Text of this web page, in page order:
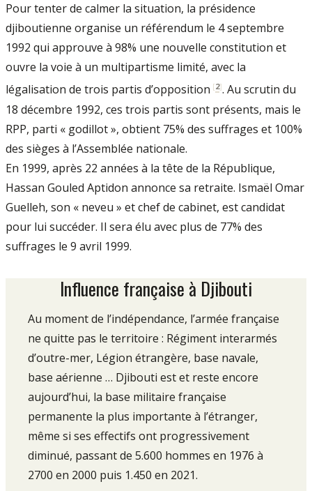
Pour tenter de calmer la situation, la présidence
djiboutienne organise un référendum le 4 septembre
1992 qui approuve à 98% une nouvelle constitution et
ouvre la voie à un multipartisme limité, avec la
légalisation de trois partis d’opposition [2]. Au scrutin du
18 décembre 1992, ces trois partis sont présents, mais le
RPP, parti « godillot », obtient 75% des suffrages et 100%
des sièges à l’Assemblée nationale.
En 1999, après 22 années à la tête de la République,
Hassan Gouled Aptidon annonce sa retraite. Ismaël Omar
Guelleh, son « neveu » et chef de cabinet, est candidat
pour lui succéder. Il sera élu avec plus de 77% des
suffrages le 9 avril 1999.
Influence française à Djibouti
Au moment de l’indépendance, l’armée française
ne quitte pas le territoire : Régiment interarmés
d’outre-mer, Légion étrangère, base navale,
base aérienne … Djibouti est et reste encore
aujourd’hui, la base militaire française
permanente la plus importante à l’étranger,
même si ses effectifs ont progressivement
diminué, passant de 5.600 hommes en 1976 à
2700 en 2000 puis 1.450 en 2021.